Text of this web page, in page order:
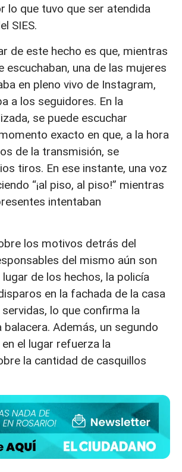
lo que tuvo que ser atendida
SIES.
de este hecho es que, mientras
escuchaban, una de las mujeres
en pleno vivo de Instagram,
a los seguidores. En la
se puede escuchar
exacto en que, a la hora
de la transmisión, se
tiros. En ese instante, una voz
“¡al piso, al piso!” mientras
intentaban
los motivos detrás del
del mismo aún son
de los hechos, la policía
en la fachada de la casa
servidas, lo que confirma la
Además, un segundo
el lugar refuerza la
la cantidad de casquillos